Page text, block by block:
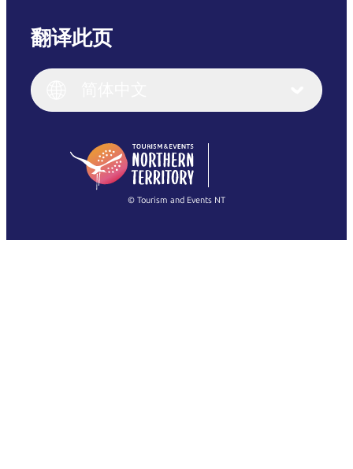
翻译此页
English (US)
English
(Singapore)
Français
繁體中文
© Tourism and Events NT